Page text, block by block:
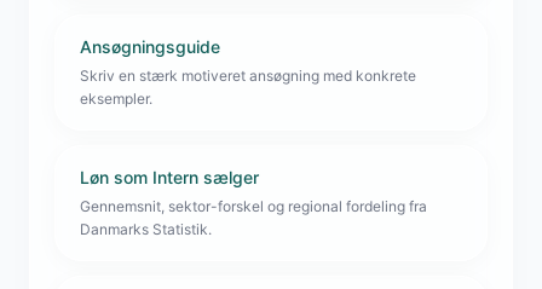
Ansøgningsguide
Skriv en stærk motiveret ansøgning med konkrete
eksempler.
Løn som Intern sælger
Gennemsnit, sektor-forskel og regional fordeling fra
Danmarks Statistik.